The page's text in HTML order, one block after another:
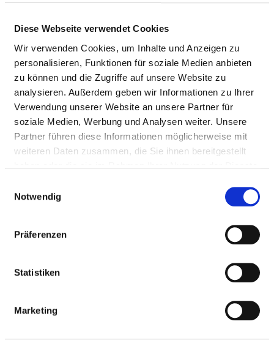
Diese Webseite verwendet Cookies
Wir verwenden Cookies, um Inhalte und Anzeigen zu
personalisieren, Funktionen für soziale Medien anbieten
zu können und die Zugriffe auf unsere Website zu
analysieren. Außerdem geben wir Informationen zu Ihrer
Verwendung unserer Website an unsere Partner für
soziale Medien, Werbung und Analysen weiter. Unsere
Partner führen diese Informationen möglicherweise mit
weiteren Daten zusammen, die Sie ihnen bereitgestellt
Notwendig
Präferenzen
Statistiken
Marketing
QUALITY MANAGEMENT
RESPONSIBLE PERSON
Dr. J. Danckert
GF Klinikmanagement
Wenckebachstraße 23
Mail:
RISK MANAGEMENT
RESPONSIBLE PERSON